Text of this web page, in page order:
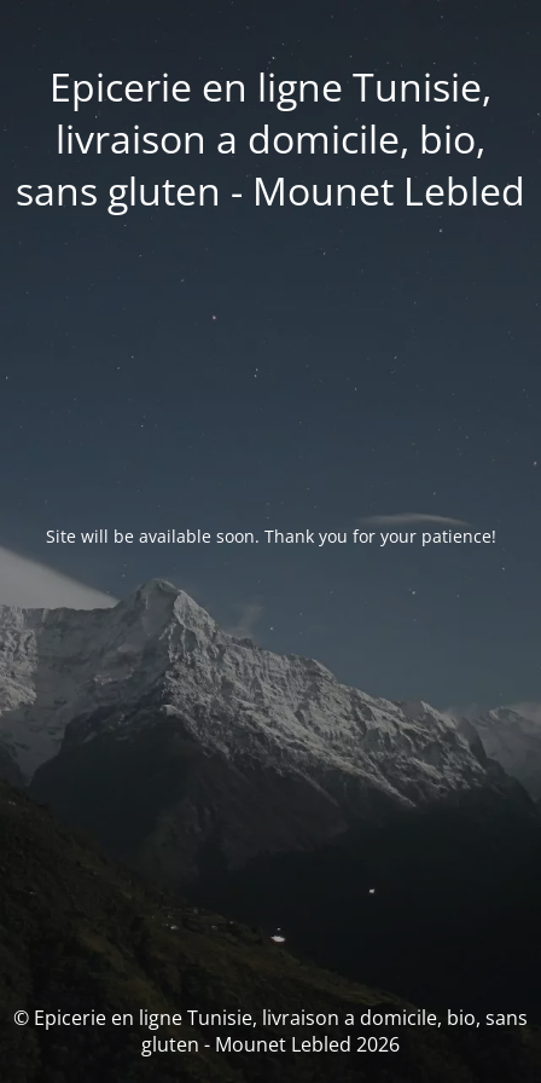
Epicerie en ligne Tunisie,
livraison a domicile, bio,
sans gluten - Mounet Lebled
Site will be available soon. Thank you for your patience!
© Epicerie en ligne Tunisie, livraison a domicile, bio, sans
gluten - Mounet Lebled 2026